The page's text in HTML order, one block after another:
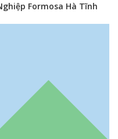
Formosa Hà Tĩnh